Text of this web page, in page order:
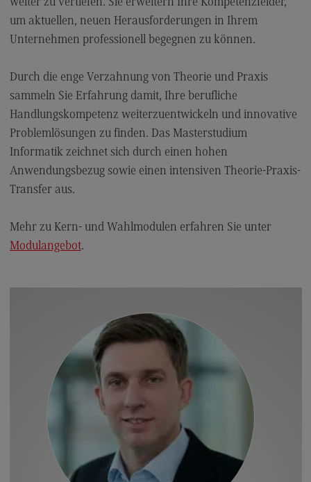
Rahmenbedingungen
Modulangebot
Located@Mannheim
Kontakt
Wirtschaftsingenieurwesen
Wirtschaftsingenieurwesen
Profil-O-Mat Wirtschaftsingenieurwesen
(External link)
Modulangebot
Located@Heidenheim
Eckdaten Studium
Aufbau und Struktur
Bewerbung
Studiengebühren
weiter zu vertiefen. Sie erweitern Ihre Kompetenzfelder,
um aktuellen, neuen Herausforderungen in Ihrem
Unternehmen professionell begegnen zu können.
Durch die enge Verzahnung von Theorie und Praxis
sammeln Sie Erfahrung damit, Ihre berufliche
Handlungskompetenz weiterzuentwickeln und innovative
Problemlösungen zu finden. Das Masterstudium
Informatik zeichnet sich durch einen hohen
Anwendungsbezug sowie einen intensiven Theorie-Praxis-
Transfer aus.
Mehr zu Kern- und Wahlmodulen erfahren Sie unter
Modulangebot.